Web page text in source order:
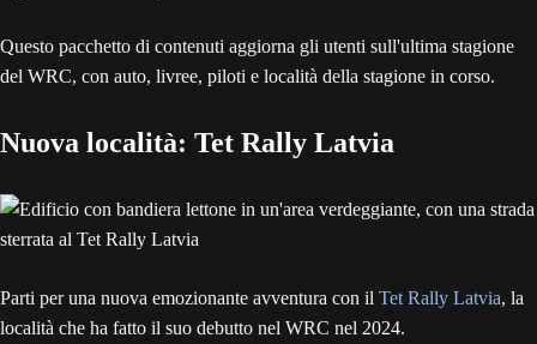
Questo pacchetto di contenuti aggiorna gli utenti sull'ultima stagione
del WRC, con auto, livree, piloti e località della stagione in corso.
Nuova località: Tet Rally Latvia
Parti per una nuova emozionante avventura con il Tet Rally Latvia, la
località che ha fatto il suo debutto nel WRC nel 2024.